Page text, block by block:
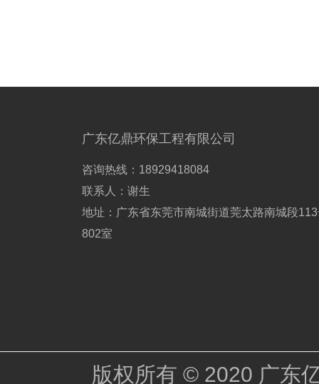
广东亿鼎环保工程有限公司
咨询热线：18929418084
联系人：谢生
地址：广东省东莞市南城街道莞太路南城段
802室
版权所有 © 2020 广东